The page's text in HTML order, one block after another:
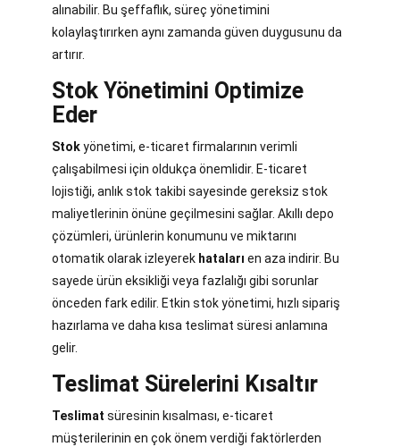
alınabilir. Bu şeffaflık, süreç yönetimini
kolaylaştırırken aynı zamanda güven duygusunu da
artırır.
Stok Yönetimini Optimize
Eder
Stokyönetimi, e-ticaret firmalarının verimli
çalışabilmesi için oldukça önemlidir. E-ticaret
lojistiği, anlık stok takibi sayesinde gereksiz stok
maliyetlerinin önüne geçilmesini sağlar. Akıllı depo
çözümleri, ürünlerin konumunu ve miktarını
otomatik olarak izleyerek hataları en aza indirir. Bu
sayede ürün eksikliği veya fazlalığı gibi sorunlar
önceden fark edilir. Etkin stok yönetimi, hızlı sipariş
hazırlama ve daha kısa teslimat süresi anlamına
gelir.
Teslimat Sürelerini Kısaltır
Teslimat süresinin kısalması, e-ticaret
müşterilerinin en çok önem verdiği faktörlerden